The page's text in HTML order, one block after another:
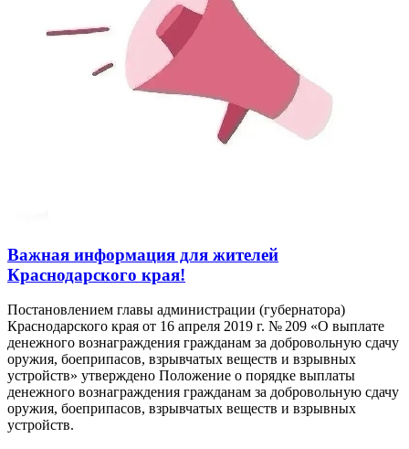
Важная информация для жителей
Краснодарского края!
Постановлением главы администрации (губернатора)
Краснодарского края от 16 апреля 2019 г. № 209 «О выплате
денежного вознаграждения гражданам за добровольную сдачу
оружия, боеприпасов, взрывчатых веществ и взрывных
устройств» утверждено Положение о порядке выплаты
денежного вознаграждения гражданам за добровольную сдачу
оружия, боеприпасов, взрывчатых веществ и взрывных
устройств.